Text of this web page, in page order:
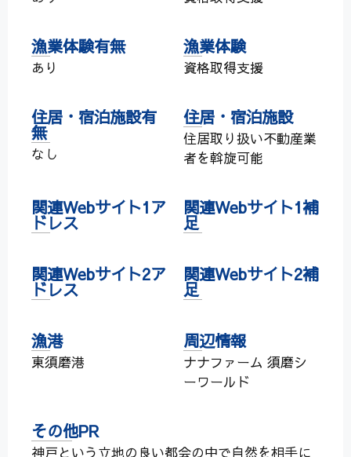
漁業体験有無
あり
漁業体験
資格取得支援
住居・宿泊施設有
無
なし
住居・宿泊施設
住居取り扱い不動産業
者を斡旋可能
関連Webサイト1ア
ドレス
関連Webサイト1補
足
関連Webサイト2ア
ドレス
関連Webサイト2補
足
漁港
東須磨港
周辺情報
ナナファーム 須磨シ
ーワールド
その他PR
神戸という立地の良い都会の中で自然を相手に